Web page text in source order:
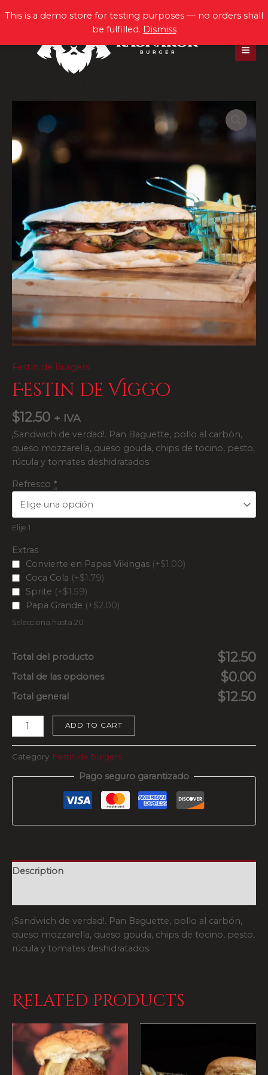
Festín de Burgers
Festin de Viggo
$12.50 + IVA
¡Sandwich de verdad!. Pan Baguette, pollo al carbón,
queso mozzarella, queso gouda, chips de tocino, pesto,
rúcula y tomates deshidratados.
Refresco *
Elije 1
Extras
Convierte en Papas Vikingas (+$1.00)
Coca Cola (+$1.79)
Sprite (+$1.59)
Papa Grande (+$2.00)
Selecciona hasta 20
Total del producto $12.50
Total de las opciones $0.00
Total general $12.50
Viggo
quantity
ADD TO CART
Category: Festín de Burgers
Pago seguro garantizado
Description
¡Sandwich de verdad!. Pan Baguette, pollo al carbón,
queso mozzarella, queso gouda, chips de tocino, pesto,
rúcula y tomates deshidratados.
Related products
This is a demo store for testing purposes — no orders shall
be fulfilled. Dismiss